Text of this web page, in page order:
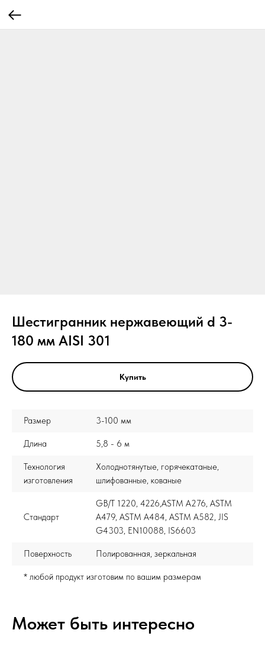
Шестигранник нержавеющий d 3-
180 мм AISI 301
Купить
Размер 3-100 мм
Длина 5,8 - 6 м
Технология
изготовления
Холоднотянутые, горячекатаные,
шлифованные, кованые
Стандарт
GB/T 1220, 4226,ASTM A276, ASTM
A479, ASTM A484, ASTM A582, JIS
G4303, EN10088, IS6603
Поверхность Полированная, зеркальная
* любой продукт изготовим по вашим размерам
Может быть интересно